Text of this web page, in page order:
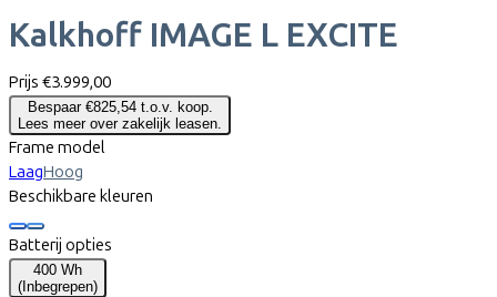
Kalkhoff IMAGE L EXCITE
Prijs €3.999,00
Bespaar €825,54 t.o.v. koop.
Lees meer over zakelijk leasen.
Frame model
LaagHoog
Beschikbare kleuren
Batterij opties
400 Wh
( Inbegrepen)